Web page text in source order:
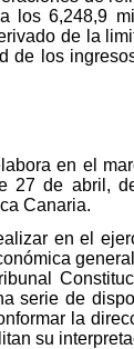
los 6,248,9
de la
los
en el
27 de abril,
Canaria.
en el
serie de
la
su